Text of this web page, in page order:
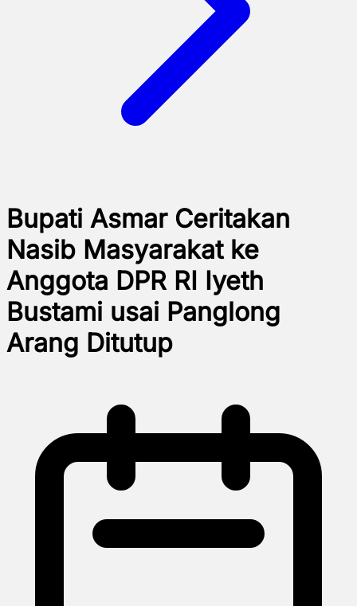
Bupati Asmar Ceritakan
Nasib Masyarakat ke
Anggota DPR RI Iyeth
Bustami usai Panglong
Arang Ditutup